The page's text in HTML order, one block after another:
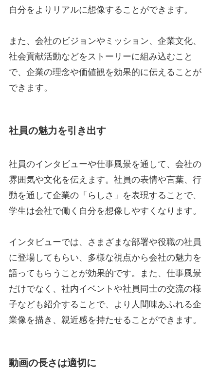
自分をよりリアルに想像することができます。
また、会社のビジョンやミッション、企業文化、
社会貢献活動などをストーリーに組み込むこと
で、企業の理念や価値観を効果的に伝えることが
できます。
社員の魅力を引き出す
社員のインタビューや仕事風景を通して、会社の
雰囲気や文化を伝えます。社員の表情や言葉、行
動を通して企業の「らしさ」を表現することで、
学生は会社で働く自分を想像しやすくなります。
インタビューでは、さまざまな部署や役職の社員
に登場してもらい、多様な視点から会社の魅力を
語ってもらうことが効果的です。また、仕事風景
だけでなく、社内イベントや社員同士の交流の様
子なども紹介することで、より人間味あふれる企
業像を描き、親近感を持たせることができます。
動画の長さは適切に